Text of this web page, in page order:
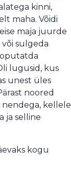
kinni,
maha. Võidi
maja juurde
sulgeda
lugusid, kus
unest üles
noored
nendega, kellele
ja selline
kogu